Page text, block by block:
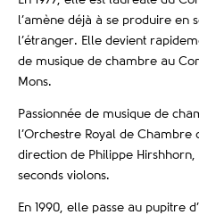
l’amène déjà à se produire en
l’étranger. Elle devient
de musique de chambre au
Mons.
Passionnée de musique de
l’Orchestre Royal de Chambre
direction de Philippe
seconds violons.
En 1990, elle passe au pupitre